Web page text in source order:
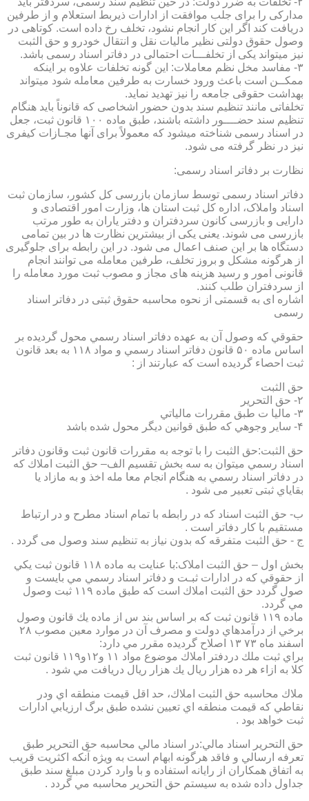
مدارکی را برای جلب موافقت از ادارات ذیربط استعلام و از طرفین
دریافت کند اگر این کار انجام نشود، تخلف رخ داده است. کوتاهی در
وصول حقوق دولتی نظیر مالیات نقل و انتقال خودرو و حق الثبت
نیز میتواند یکی از تخلفـــات احتمالی در دفاتر اسناد رسمی باشد.
۳- مفاسد مخل نظم معاملات: این گونه تخلفات علاوه بر اینکه
ممکــن است باعث ورود خسارت به طرفین معامله شود میتواند
بهداشت حقوقی جامعه را نیز تهدید نماید.
تخلفاتی مانند تنظیم سند بدون حضور اشخاصی که قانوناً باید هنگام
تنظیم سند حضــــور داشته باشند، طبق ماده ۱۰۰ قانون ثبت، جعل
در اسناد رسمی شناخته میشود که معمولاً برای آنها مجـازات کیفری
نیز در نظر گرفته می شود.
نظارت بر دفاتر اسناد رسمی:
دفاتر اسناد رسمی توسط سازمان بازرسی کل کشور، سازمان ثبت
اسناد واملاک، اداره کل ثبت استان ها، وزارت امور اقتصادی و
دارایی و بازرسی کانون سردفتران و دفتر یاران به طور مرتب
بازرسی می شوند. یعنی یکی از بیشترین نظارت ها در بین تمامی
دستگاه ها بر این صنف اعمال می شود. در این رابطه برای جلوگیری
از هرگونه مشکل و بروز تخلف، طرفین معامله می توانند انجام
قانونی امور و رسید هزینه های مجاز و مصوب ثبت مورد معامله را
از سردفتران طلب کنند.
اشاره ای به قسمتی از نحوه محاسبه حقوق ثبتی در دفاتر اسناد
رسمی
حقوقي كه وصول آن به عهده دفاتر اسناد رسمي محول گرديده بر
اساس ماده ۵۰ قانون دفاتر اسناد رسمي و مواد ۱۱۸ به بعد قانون
ثبت احصاء گرديده است كه عبارتند از :
حق الثبت
۲- حق التحرير
۳- ماليا ت طبق مقررات مالياتي
۴- ساير وجوهي كه طبق قوانين ديگر محول شده باشد
حق الثبت:حق الثبت را با توجه به مقررات قانون ثبت وقانون دفاتر
اسناد رسمي ميتوان به سه بخش تقسيم الف– حق الثبت املاك كه
در دفاتر اسناد رسمي به هنگام انجام معا مله اخذ و به مازاد يا
بقاياي ثبتی تعبیر می شود .
ب- حق الثبت اسناد كه در رابطه با تمام اسناد مطرح و در ارتباط
مستقيم با كار دفاتر است .
ج - حق الثبت متفرقه كه بدون نياز به تنظیم سند وصول می گردد .
بخش اول – حق الثبت املاک:با عنايت به ماده ۱۱۸ قانون ثبت يكي
از حقوقي كه در ادارات ثبـت و دفاتر اسناد رسمي مي بايست و
صول گردد حق الثبت املاك است كه طبق ماده ۱۱۹ ثبت وصول
مي گردد.
ماده ۱۱۹ قانون ثبت كه بر اساس بند س از ماده يك قانون وصول
برخي از درآمدهاي دولت و مصرف آن در موارد معين مصوب ۲۸
اسفند ماه ۷۳ ۱۳ اصلاح گرديده مقرر مي دارد:
براي ثبت ملك دردفتر املاك موضوع مواد ۱۱ و۱۲و۱۱۹ قانون ثبت
كلا به ازاء هر ده هزار ريال يك هزار ريال دريافت مي شود .
ملاك محاسبه حق الثبت املاك، حد اقل قيمت منطقه اي ودر
نقاطي كه قيمت منطقه اي تعيين نشده طبق برگ ارزيابي ادارات
ثبت خواهد بود .
حق التحرير اسناد مالي:در اسناد مالي محاسبه حق التحرير طبق
تعرفه ارسالي و فاقد هرگونه ابهام است به ويژه آنكه اكثريت قريب
به اتفاق همكاران از رايانه استفاده و با وارد كردن مبلغ سند طبق
جداول داده شده به سيستم حق التحرير محاسبه مي گردد .